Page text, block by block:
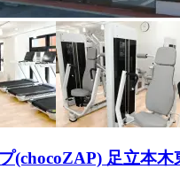
(chocoZAP) 足立本木